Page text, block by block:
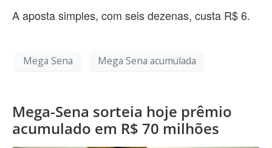
A aposta simples, com seis dezenas, custa R$ 6.
Mega Sena Mega Sena acumulada
Mega-Sena sorteia hoje prêmio
acumulado em R$ 70 milhões